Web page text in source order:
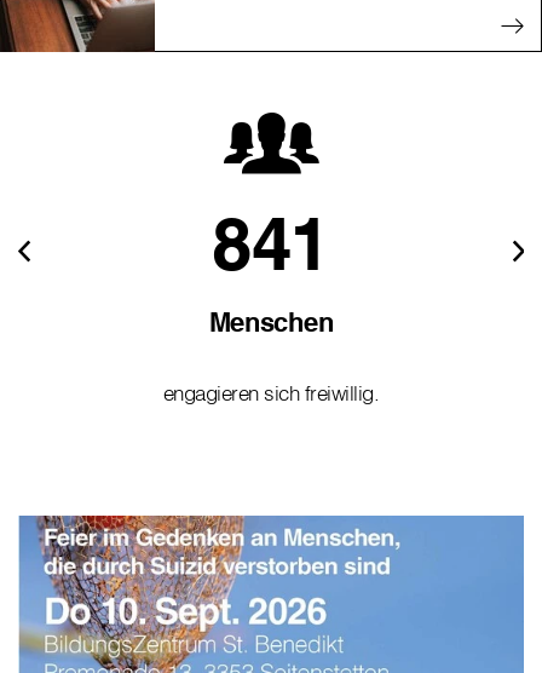
841
Menschen
engagieren sich freiwillig.